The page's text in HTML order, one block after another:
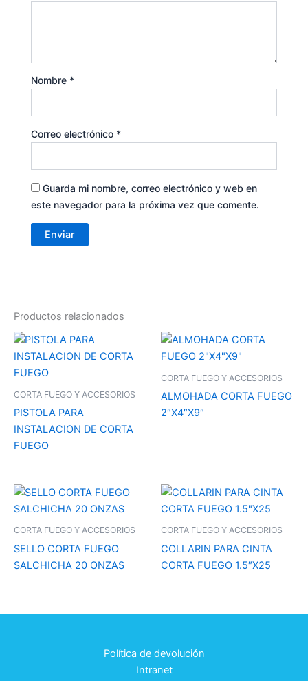
Nombre *
Correo electrónico *
Guarda mi nombre, correo electrónico y web en
este navegador para la próxima vez que comente.
Productos relacionados
CORTA FUEGO Y ACCESORIOS
PISTOLA PARA
INSTALACION DE CORTA
FUEGO
CORTA FUEGO Y ACCESORIOS
ALMOHADA CORTA FUEGO
2″X4″X9″
CORTA FUEGO Y ACCESORIOS
SELLO CORTA FUEGO
SALCHICHA 20 ONZAS
CORTA FUEGO Y ACCESORIOS
COLLARIN PARA CINTA
CORTA FUEGO 1.5″X25
Política de devolución
Intranet